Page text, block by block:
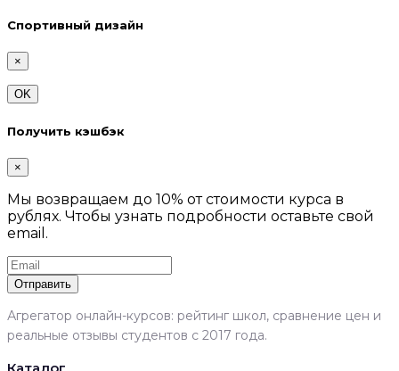
Спортивный дизайн
×
OK
Получить кэшбэк
×
Мы возвращаем до 10% от стоимости курса в
рублях. Чтобы узнать подробности оставьте свой
email.
Отправить
Агрегатор онлайн-курсов: рейтинг школ, сравнение цен и
реальные отзывы студентов с 2017 года.